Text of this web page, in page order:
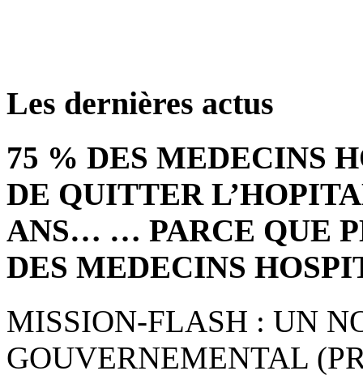
Les dernières actus
75 % DES MEDECINS
DE QUITTER
ANS… … PARCE QUE
DES MEDECINS
MISSION-FLASH : UN
GOUVERNEMENTAL